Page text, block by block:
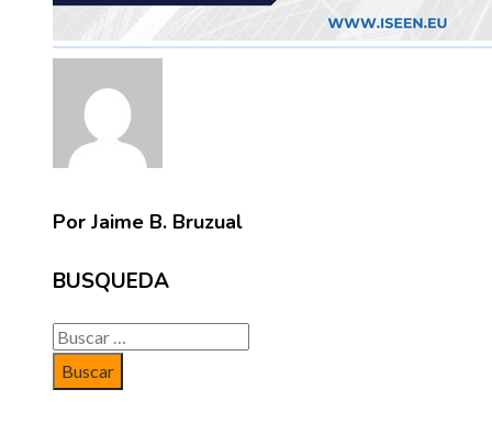
Por Jaime B. Bruzual
BUSQUEDA
Buscar: